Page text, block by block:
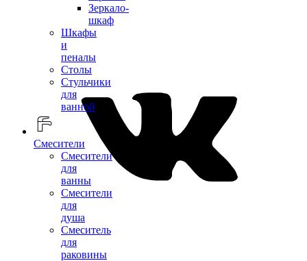
Зеркало-
шкаф
Шкафы
и
пеналы
Столы
Стульчики
для
ванной
Смесители
Смесители
для
ванны
Смесители
для
душа
Смеситель
для
раковины